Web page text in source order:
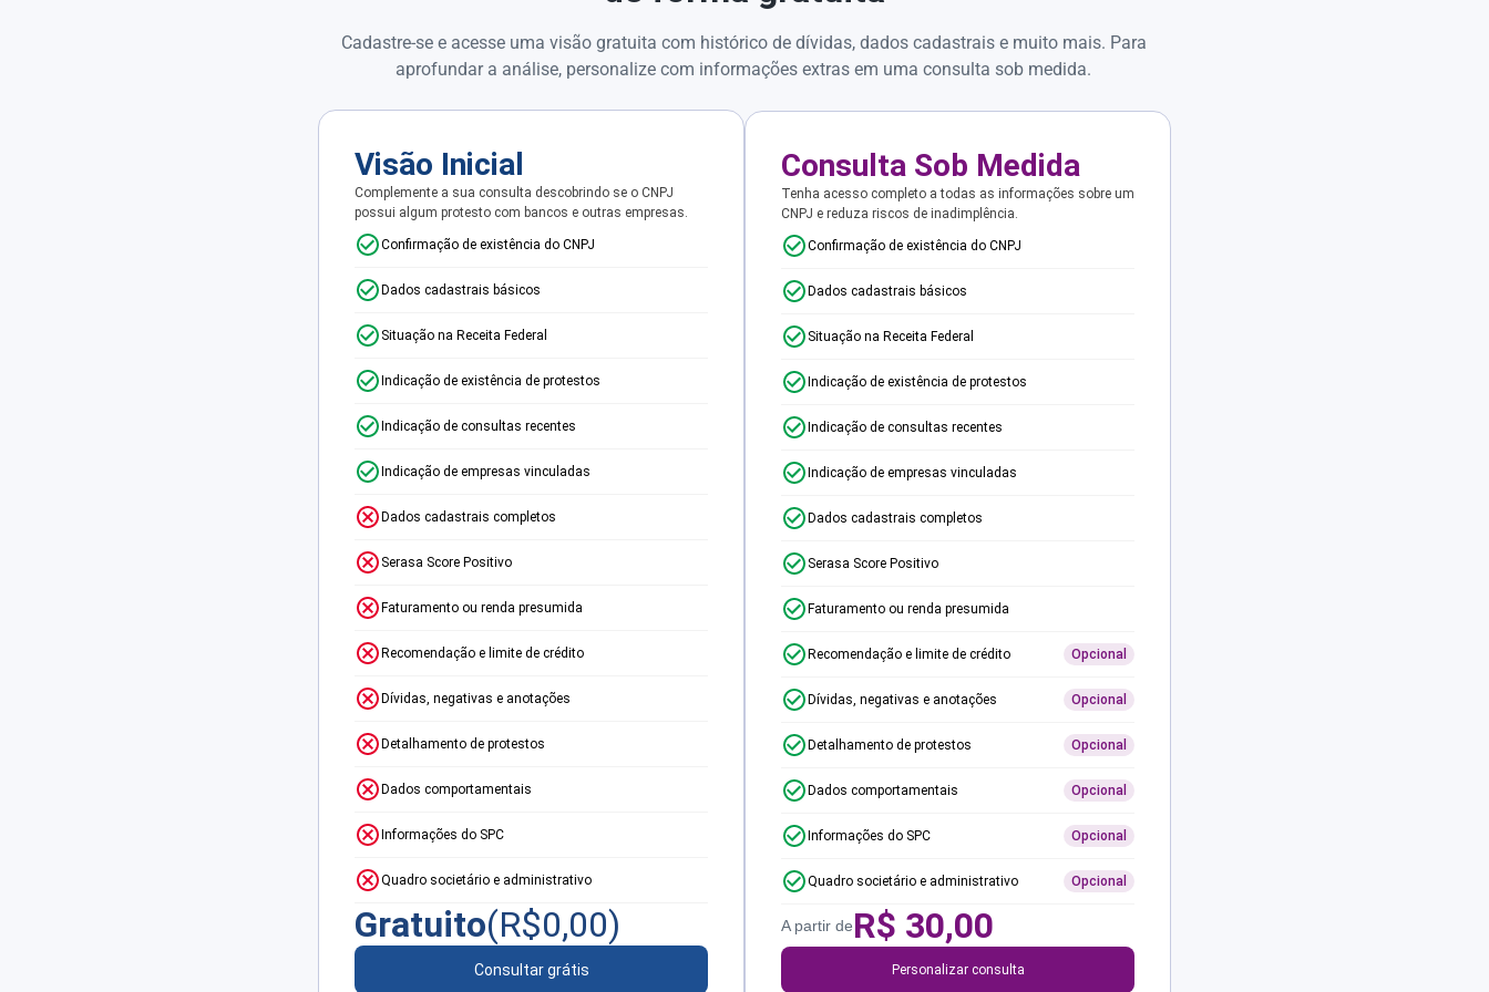
Cadastre-se e acesse uma visão gratuita com histórico de dívidas, dados cadastrais e muito mais. Para
aprofundar a análise, personalize com informações extras em uma consulta sob medida.
Visão Inicial
Complemente a sua consulta descobrindo se o CNPJ
possui algum protesto com bancos e outras empresas.
Confirmação de existência do CNPJ
Dados cadastrais básicos
Situação na Receita Federal
Indicação de existência de protestos
Indicação de consultas recentes
Indicação de empresas vinculadas
Dados cadastrais completos
Serasa Score Positivo
Faturamento ou renda presumida
Recomendação e limite de crédito
Dívidas, negativas e anotações
Detalhamento de protestos
Dados comportamentais
Informações do SPC
Quadro societário e administrativo
Gratuito(R$0,00)
Consultar grátis
Consulta Sob Medida
Tenha acesso completo a todas as informações sobre um
CNPJ e reduza riscos de inadimplência.
Confirmação de existência do CNPJ
Dados cadastrais básicos
Situação na Receita Federal
Indicação de existência de protestos
Indicação de consultas recentes
Indicação de empresas vinculadas
Dados cadastrais completos
Serasa Score Positivo
Faturamento ou renda presumida
Recomendação e limite de crédito Opcional
Dívidas, negativas e anotações Opcional
Detalhamento de protestos Opcional
Dados comportamentais Opcional
Informações do SPC Opcional
Quadro societário e administrativo Opcional
A partir deR$ 30,00
Personalizar consulta